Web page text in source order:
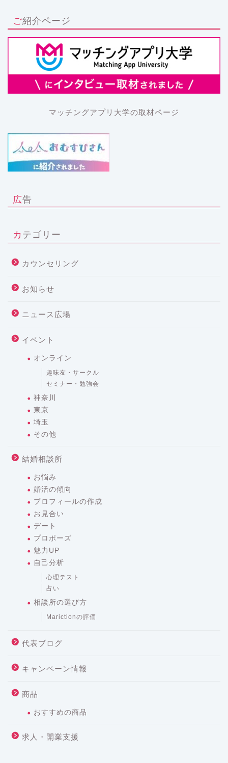
ご紹介ページ
マッチングアプリ大学の取材ページ
広告
カテゴリー
カウンセリング
お知らせ
ニュース広場
イベント
オンライン
趣味友・サークル
セミナー・勉強会
神奈川
東京
埼玉
その他
結婚相談所
お悩み
婚活の傾向
プロフィールの作成
お見合い
デート
プロポーズ
魅力UP
自己分析
心理テスト
占い
相談所の選び方
Marictionの評価
代表ブログ
キャンペーン情報
商品
おすすめの商品
求人・開業支援